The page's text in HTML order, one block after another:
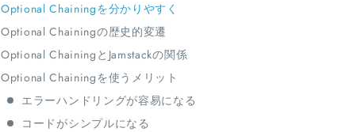
Optional Chainingを分かりやすく
Optional Chainingの歴史的変遷
Optional ChainingとJamstackの関係
Optional Chainingを使うメリット
エラーハンドリングが容易になる
コードがシンプルになる